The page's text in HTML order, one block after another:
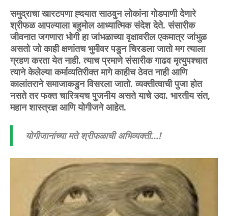
समुद्राचा खारटपणा ह्दयात साठवुन लोकांना गोडपाणी देणारे
श्रीफळ आपल्याला बहुमोल आध्यात्मिक संदेश देते. संसारीक
जीवनात जगणारा भोगी हा जांभळाच्या वृक्षावरील एकमात्र जांभुळ
असतो जो काही क्षणांतच भुमीवर पडुन चिरडला जातो मग त्याला
ग्रहण करता येत नाही. त्याच प्रमाणे संसारीक गाढव मृत्युपश्चात
त्याने केलेल्या कर्माव्यतिरीक्त मागे काहीच ठेवत नाही आणि
कालांतराने समाजाकडुन विसरला जातो. व्यक्तीत्वाची पुजा होत
नसते तर फक्त चारित्र्यच पुजनीय असते याचे उदा. भारतीय संत,
महान शास्त्रज्ञ आणि योगीजने आहेत.
योगीजानांच्या मते श्रीफळाची अभिव्यक्ती...!